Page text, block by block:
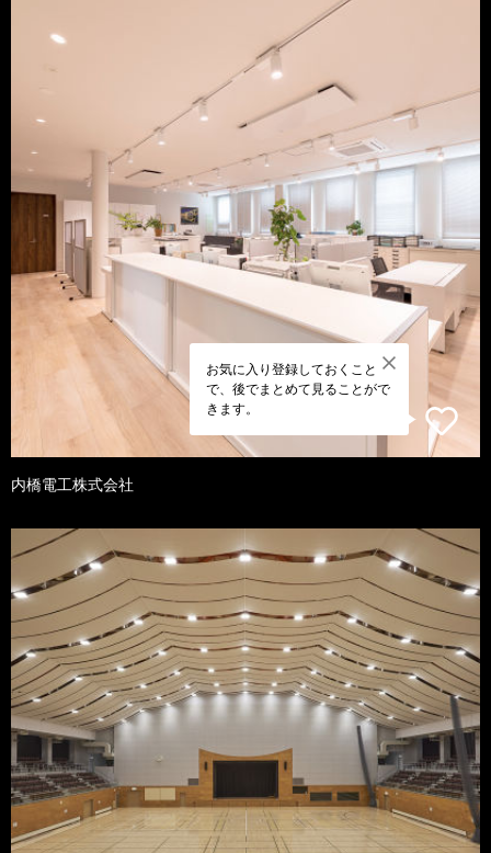
お気に入り登録しておくこと
で、後でまとめて見ることがで
きます。
内橋電工株式会社